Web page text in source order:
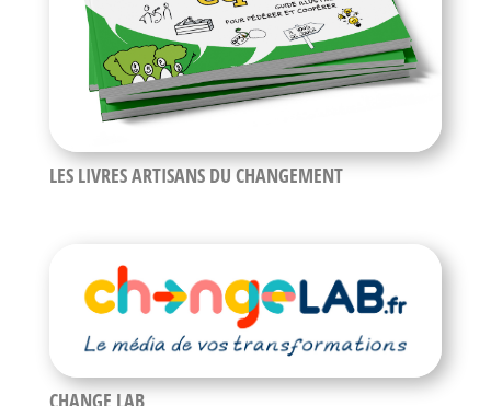
LES LIVRES ARTISANS DU CHANGEMENT
CHANGE LAB